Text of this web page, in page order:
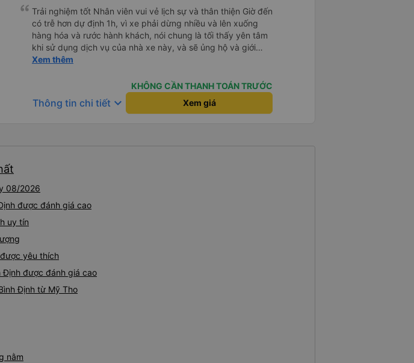
Trải nghiệm tốt Nhân viên vui vẻ lịch sự và thân thiện Giờ đến
có trễ hơn dự định 1h, vì xe phải dừng nhiều và lên xuống
hàng hóa và rước hành khách, nói chung là tối thấy yên tâm
khi sử dụng dịch vụ của nhà xe này, và sẽ ủng hộ và giới
thiệu cho người thân sử dụng dịch vụ của nhà xe này
Xem thêm
KHÔNG CẦN THANH TOÁN TRƯỚC
Thông tin chi tiết keyboard_arrow_down Xem giá
08/2026
được đánh giá cao
uy tín
yêu thích
Định được đánh giá cao
Định từ Mỹ Tho
nằm